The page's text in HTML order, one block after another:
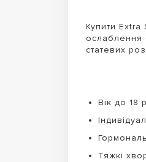
Купити Extra
ослаблення
статевих
Вік до 18
Тяжкі